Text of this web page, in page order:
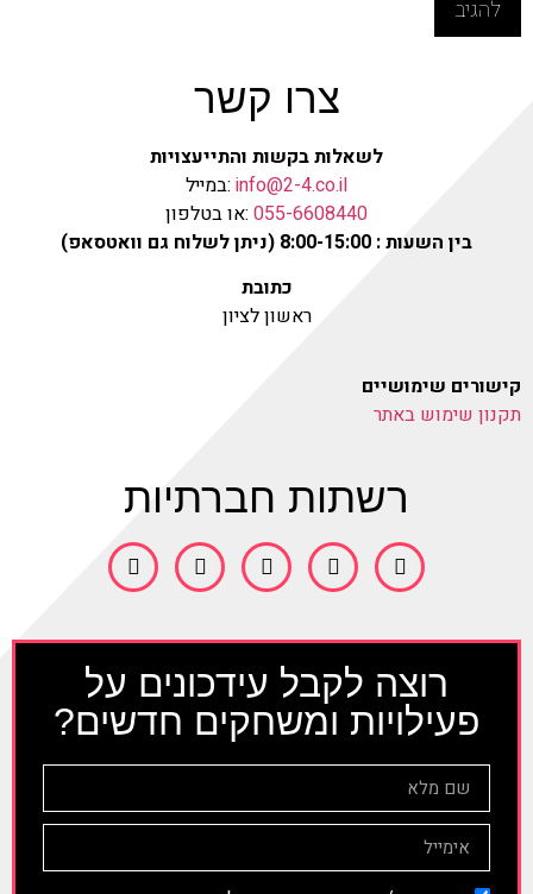
רוצה לקבל עידכונים על
פעילויות ומשחקים חדשים?
רשתות חברתיות
צרו קשר
לשאלות בקשות והתייעצויות
info@2-4.co.il :במייל
055-6608440 :או בטלפון
בין השעות : 8:00-15:00 (ניתן לשלוח גם וואטסאפ)
כתובת
ראשון לציון
קישורים שימושיים
תקנון שימוש באתר